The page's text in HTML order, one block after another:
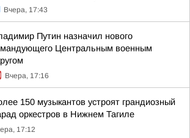
Вчера, 17:43
Путин назначил нового
Центральным военным
Вчера, 17:16
150 музыкантов устроят грандиозный
оркестров в Нижнем Тагиле
17:12